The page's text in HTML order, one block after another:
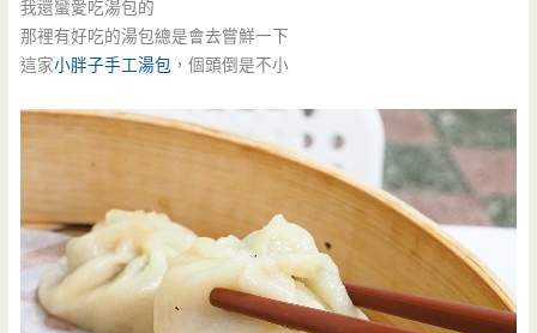
我還蠻愛吃湯包的
那裡有好吃的湯包總是會去嘗鮮一下
這家小胖子手工湯包 ，個頭倒是不小